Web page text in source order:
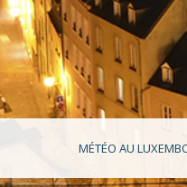
MÉTÉO AU